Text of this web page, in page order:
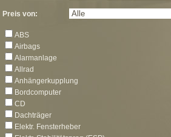
Preis von:
ABS
Airbags
Alarmanlage
Allrad
Anhängerkupplung
Bordcomputer
CD
Dachträger
Elektr. Fensterheber